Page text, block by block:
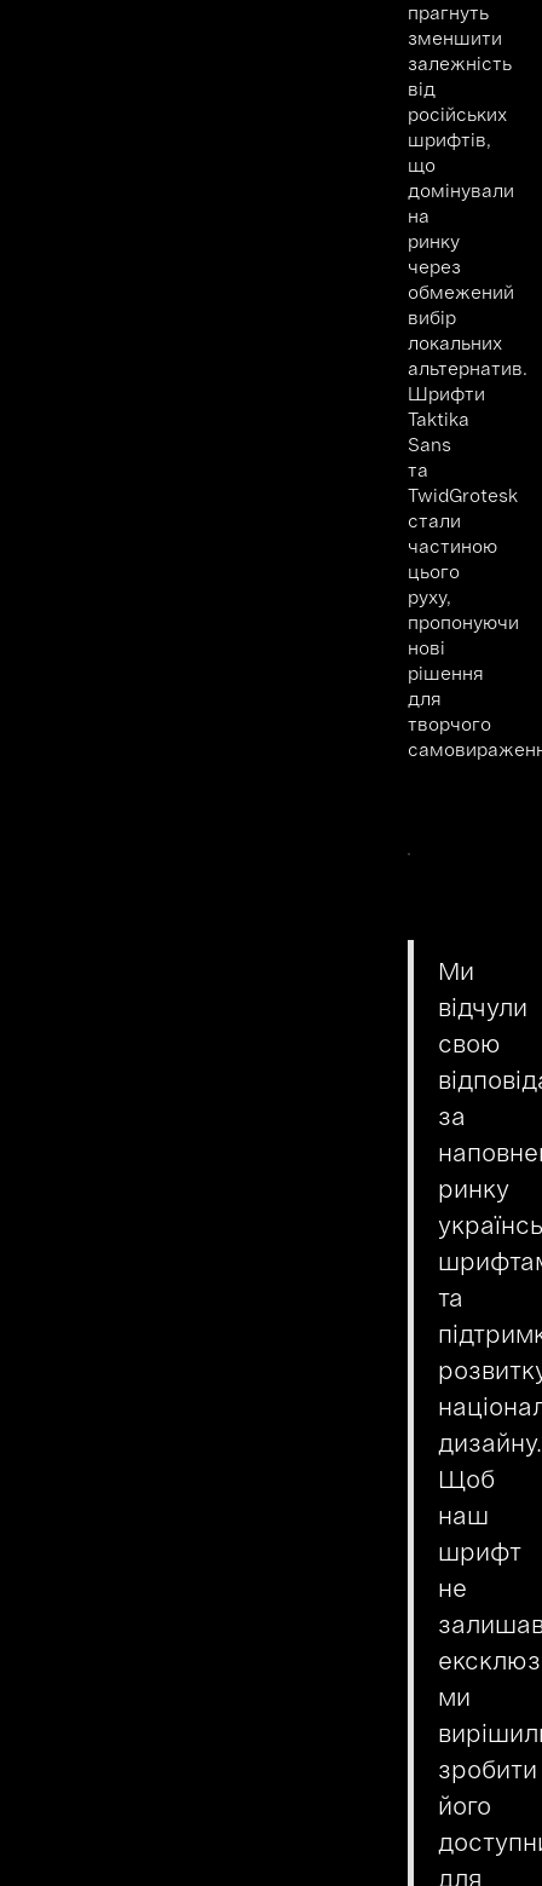
прагнуть
зменшити
залежність
від
російських
шрифтів,
що
домінували
на
ринку
через
обмежений
вибір
локальних
альтернатив.
Шрифти
Taktika
Sans
та
TwidGrotesk
стали
частиною
цього
руху,
пропонуючи
нові
рішення
для
творчого
Ми
відчули
свою
за
ринку
та
дизайну.
Щоб
наш
шрифт
не
ми
зробити
його
для